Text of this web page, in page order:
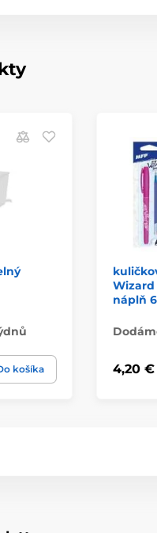
košíka
Wizard
náplň
4,20 €